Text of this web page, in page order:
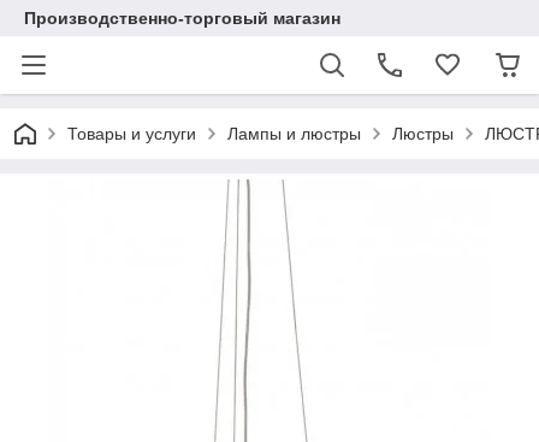
Производственно-торговый магазин
Товары и услуги Лампы и люстры Люстры